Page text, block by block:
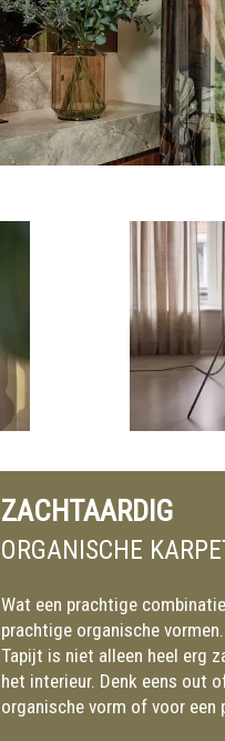
ZACHTAARDIG
ORGANISCHE
Wat een prachtige
prachtige organische
Tapijt is niet alleen heel erg
het interieur. Denk eens out
organische vorm of voor een